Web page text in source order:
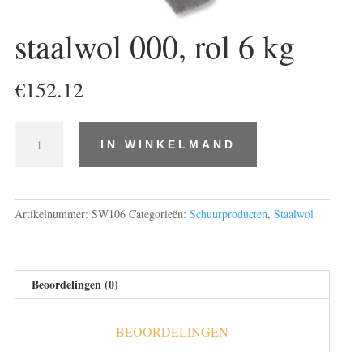
staalwol 000, rol 6 kg
€152.12
IN WINKELMAND
Artikelnummer: SW106 Categorieën: Schuurproducten, Staalwol
Beoordelingen (0)
BEOORDELINGEN